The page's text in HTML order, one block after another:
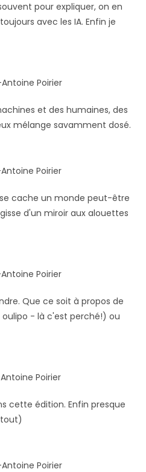
pour expliquer, on en
avec les IA. Enfin je
Poirier
et des humaines, des
mélange savamment dosé.
Poirier
cache un monde peut-être
d'un miroir aux alouettes
Poirier
Que ce soit à propos de
- là c'est perché!) ou
Poirier
cette édition. Enfin presque
Poirier